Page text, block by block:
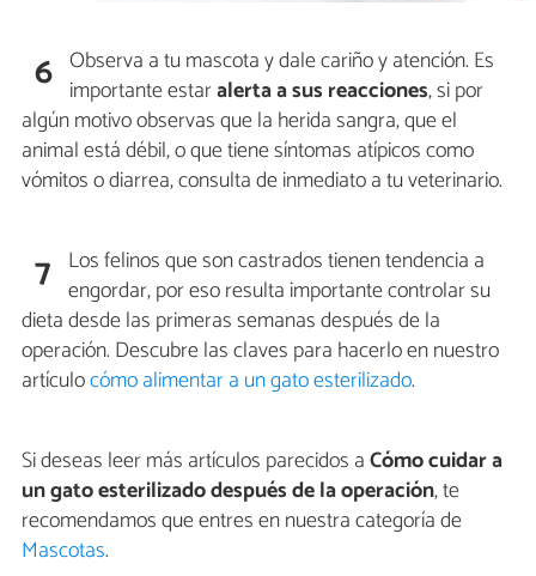
6 Observa a tu mascota y dale cariño y atención. Es
importante estaralerta a sus reacciones, si por
algún motivo observas que la herida sangra, que el
animal está débil, o que tiene síntomas atípicos como
vómitos o diarrea, consulta de inmediato a tu veterinario.
7 Los felinos que son castrados tienen tendencia a
engordar, por eso resulta importante controlar su
dieta desde las primeras semanas después de la
operación. Descubre las claves para hacerlo en nuestro
artículocómo alimentar a un gato esterilizado.
Si deseas leer más artículos parecidos aCómo cuidar a
un gato esterilizado después de la operación, te
recomendamos que entres en nuestra categoría de
Mascotas.